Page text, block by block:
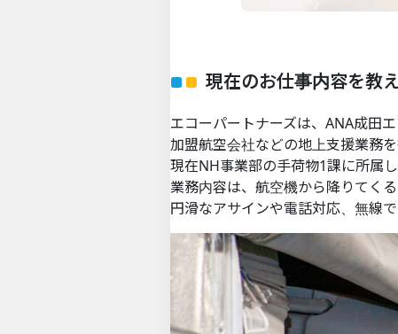
現在のお仕事内容を教
エコーパートナーズは、ANA成田
加盟航空会社などの地上支援業務を
現在NH事業部の手荷物1課に所属
業務内容は、航空機から降りてく
円滑なアサインや電話対応、無線